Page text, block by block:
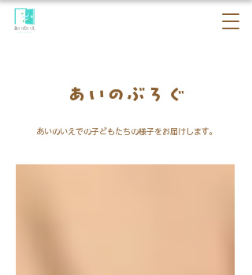
​あいのぶろぐ
​あいのいえでの子どもたちの様子をお届けします。